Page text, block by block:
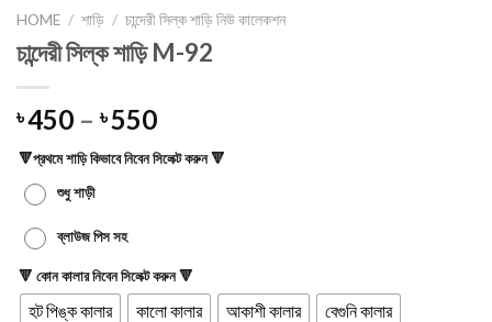
HOME / শাড়ি / চান্দেরী সিল্ক শাড়ি নিউ কালেকশন
চান্দেরী সিল্ক শাড়ি M-92
৳450 – ৳550
🔻প্রথমে শাড়ি কিভাবে নিবেন সিলেক্ট করুন 🔻
শুধু শাড়ী
ব্লাউজ পিস সহ
🔻 কোন কালার নিবেন সিলেক্ট করুন 🔻
হট পিঙ্ক কালার কালো কালার আকাশী কালার
বেগুনি কালার